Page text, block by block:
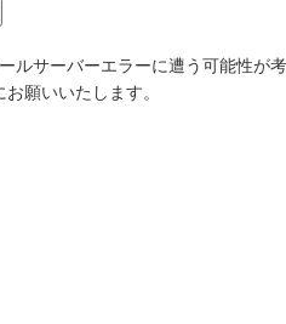
サーバーエラーに遭う可能性が
願いいたします。